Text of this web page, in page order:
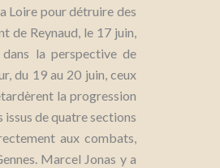
Loire pour détruire des
de Reynaud, le 17 juin,
la perspective de
du 19 au 20 juin, ceux
la progression
issus de quatre sections
aux combats,
Marcel Jonas y a